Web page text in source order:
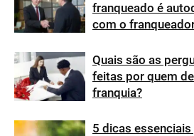
franqueado é
com o
Quais são as
feitas por quem
franquia?
5 dicas essenciais